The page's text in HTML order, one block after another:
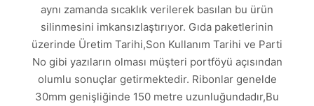
aynı zamanda sıcaklık verilerek basılan bu ürün
silinmesini imkansızlaştırıyor. Gıda paketlerinin
üzerinde Üretim Tarihi,Son Kullanım Tarihi ve Parti
No gibi yazıların olması müşteri portföyü açısından
olumlu sonuçlar getirmektedir. Ribonlar genelde
30mm genişliğinde 150 metre uzunluğundadır,Bu